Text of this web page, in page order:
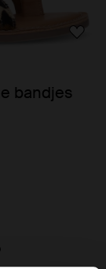
bandjes